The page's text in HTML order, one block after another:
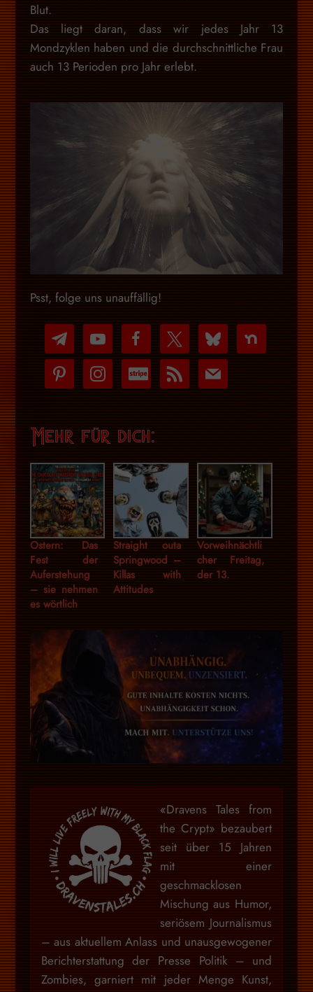
Blut.
Das liegt daran, dass wir jedes Jahr 13
Mondzyklen haben und die durchschnittliche Frau
auch 13 Perioden pro Jahr erlebt.
Psst, folge uns unauffällig!
telegram
youtube-
play
facebook bluesky nextdoor
pinterest instagramcc-
stripe
rss mail
Mehr für dich:
Ostern: Das
Fest der
Auferstehung
– sie nehmen
es wörtlich
Straight outa
Springwood –
Killas with
Attitudes
Vorweihnächtli
cher Freitag,
der 13.
«Dravens Tales from
the Crypt» bezaubert
seit über 15 Jahren
mit einer
geschmacklosen
Mischung aus Humor,
seriösem Journalismus
– aus aktuellem Anlass und unausgewogener
Berichterstattung der Presse Politik – und
Zombies, garniert mit jeder Menge Kunst,